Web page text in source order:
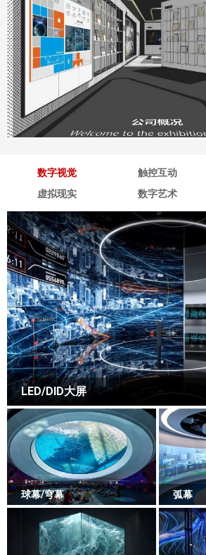
深海企业展厅
地点：广东省深圳市
数字视觉 触控互动
虚拟现实
数字艺术
LED/DID大屏
球幕/穹幕 弧幕